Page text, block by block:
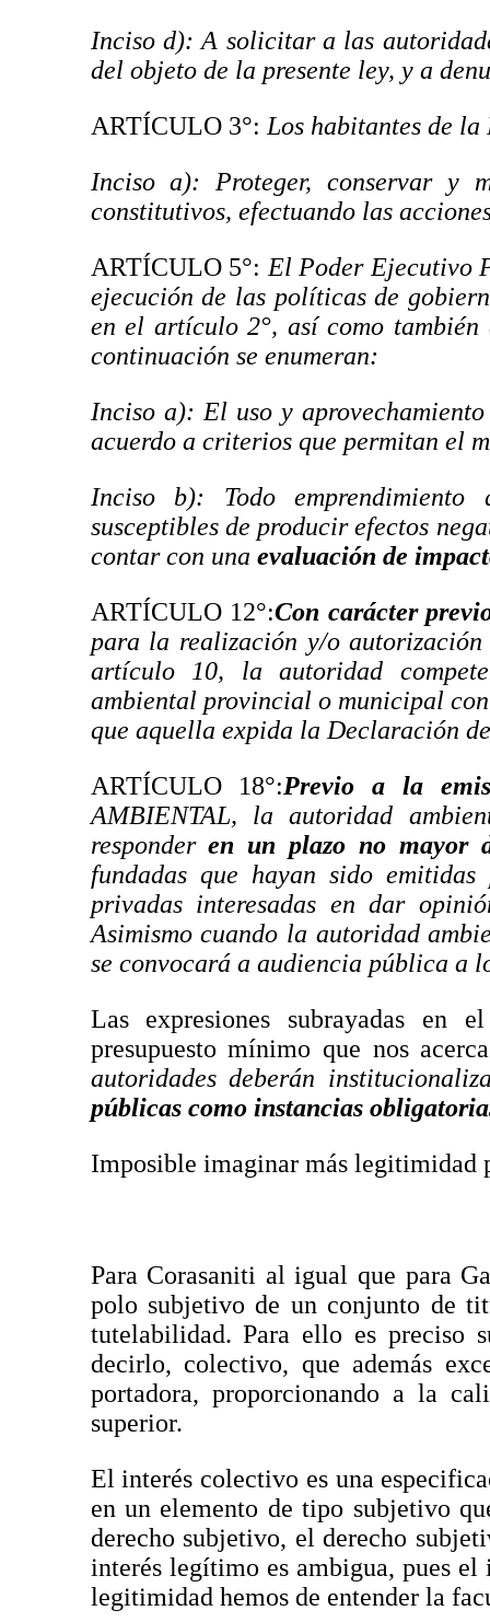
Inciso d): A solicitar a las
del objeto de la presente ley, y a
ARTÍCULO 3°: Los habitantes de
Inciso a): Proteger, conservar y
constitutivos, efectuando las
ARTÍCULO 5°: El Poder Ejecutivo
ejecución de las políticas de
en el artículo 2°, así como
continuación se enumeran:
Inciso a): El uso y
acuerdo a criterios que permitan el
Inciso b): Todo
susceptibles de producir efectos
contar con una evaluación de
ARTÍCULO 12°:Con carácter
para la realización y/o
artículo 10, la autoridad
ambiental provincial o municipal
que aquella expida la Declaración
ARTÍCULO 18°:Previo a la
AMBIENTAL, la autoridad
responderen un plazo no mayor
fundadas que hayan sido
privadas interesadas en dar
Asimismo cuando la autoridad
se convocará a audiencia pública a
Las expresiones subrayadas en
presupuesto mínimo que nos
autoridades deberán
públicas como instancias
Imposible imaginar más legitimidad
Para Corasaniti al igual que para
polo subjetivo de un conjunto de
tutelabilidad. Para ello es preciso
decirlo, colectivo, que además
portadora, proporcionando a la
superior.
El interés colectivo es una
en un elemento de tipo subjetivo
derecho subjetivo, el derecho
interés legítimo es ambigua, pues
legitimidad hemos de entender la